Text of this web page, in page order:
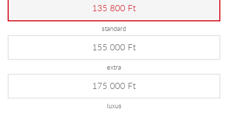
135 800 Ft
standard
155 000 Ft
extra
175 000 Ft
luxus